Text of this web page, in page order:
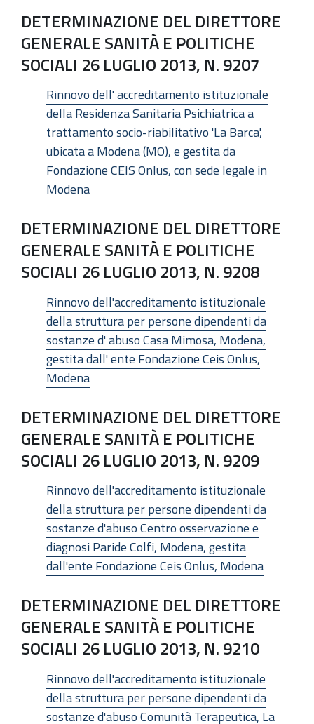
DETERMINAZIONE DEL DIRETTORE
GENERALE SANITÀ E POLITICHE
SOCIALI 26 LUGLIO 2013, N. 9207
Rinnovo dell' accreditamento istituzionale
della Residenza Sanitaria Psichiatrica a
trattamento socio-riabilitativo 'La Barca',
ubicata a Modena (MO), e gestita da
Fondazione CEIS Onlus, con sede legale in
Modena
DETERMINAZIONE DEL DIRETTORE
GENERALE SANITÀ E POLITICHE
SOCIALI 26 LUGLIO 2013, N. 9208
Rinnovo dell'accreditamento istituzionale
della struttura per persone dipendenti da
sostanze d' abuso Casa Mimosa, Modena,
gestita dall' ente Fondazione Ceis Onlus,
Modena
DETERMINAZIONE DEL DIRETTORE
GENERALE SANITÀ E POLITICHE
SOCIALI 26 LUGLIO 2013, N. 9209
Rinnovo dell'accreditamento istituzionale
della struttura per persone dipendenti da
sostanze d'abuso Centro osservazione e
diagnosi Paride Colfi, Modena, gestita
dall'ente Fondazione Ceis Onlus, Modena
DETERMINAZIONE DEL DIRETTORE
GENERALE SANITÀ E POLITICHE
SOCIALI 26 LUGLIO 2013, N. 9210
Rinnovo dell'accreditamento istituzionale
della struttura per persone dipendenti da
sostanze d'abuso Comunità Terapeutica, La